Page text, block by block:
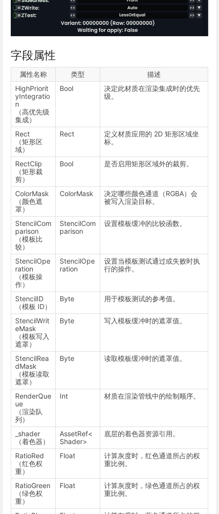
字段属性
属性名称 类型
描述
HighPriorit
yIntegratio
n
（高优先级
集成）
Bool
决定此材质在渲染集成时的优先
级。
Rect
（矩形区
域）
Rect
定义材质应用的 2D 矩形区域坐
标。
RectClip
（矩形裁
剪）
Bool 是否启用矩形区域外的裁剪。
ColorMask
（颜色遮
罩）
ColorMask
决定哪些颜色通道（RGBA）会
被写入渲染目标。
StencilCom
parison
（模板比
较）
StencilCom
parison
设置模板缓冲的比较函数。
StencilOpe
ration
（模板操
作）
StencilOpe
ration
设置当模板测试通过或失败时执
行的操作。
StencilID
（模板 ID）
Byte 用于模板测试的参考值。
StencilWrit
eMask
（模板写入
遮罩）
Byte 写入模板缓冲时的遮罩值。
StencilRea
dMask
（模板读取
遮罩）
Byte 读取模板缓冲时的遮罩值。
RenderQue
ue
（渲染队
列）
Int 材质在渲染管线中的绘制顺序。
_shader
（着色器）
AssetRef<
Shader>
底层的着色器资源引用。
RatioRed
（红色权
重）
Float
计算灰度时，红色通道所占的权
重比例。
RatioGreen
（绿色权
重）
Float
计算灰度时，绿色通道所占的权
重比例。